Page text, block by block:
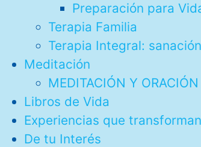
Preparación para
Terapia Familia
Terapia Integral: sanación
Meditación
MEDITACIÓN Y ORACIÓN
Libros de Vida
Experiencias que transforman
De tu Interés